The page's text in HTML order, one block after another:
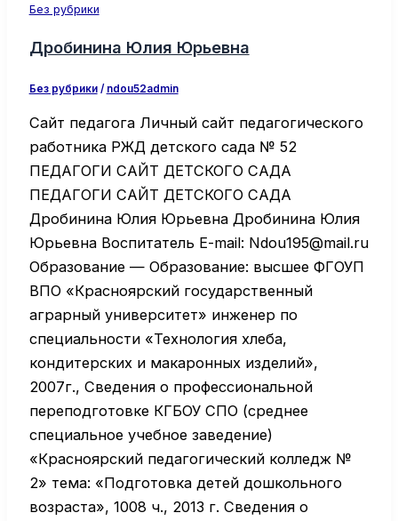
Без рубрики
Дробинина Юлия Юрьевна
Без рубрики/ ndou52admin
Сайт педагога Личный сайт педагогического
работника РЖД детского сада № 52
ПЕДАГОГИ САЙТ ДЕТСКОГО САДА
ПЕДАГОГИ САЙТ ДЕТСКОГО САДА
Дробинина Юлия Юрьевна Дробинина Юлия
Юрьевна Воспитатель E-mail: Ndou195@mail.ru
Образование — Образование: высшее ФГОУП
ВПО «Красноярский государственный
аграрный университет» инженер по
специальности «Технология хлеба,
кондитерских и макаронных изделий»,
2007г., Сведения о профессиональной
переподготовке КГБОУ СПО (среднее
специальное учебное заведение)
«Красноярский педагогический колледж №
2» тема: «Подготовка детей дошкольного
возраста», 1008 ч., 2013 г. Сведения о